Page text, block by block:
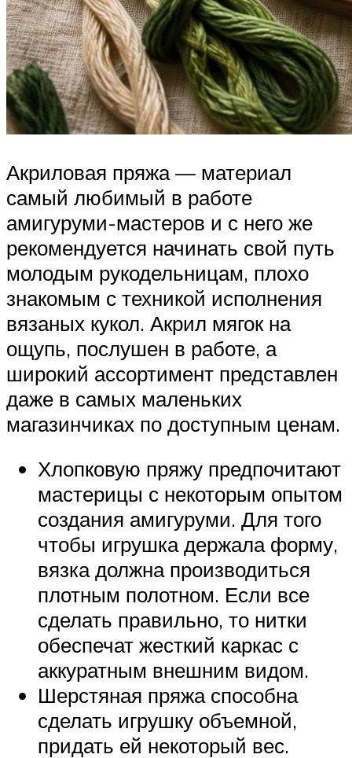
Акриловая пряжа — материал
самый любимый в работе
амигуруми-мастеров и с него же
рекомендуется начинать свой путь
молодым рукодельницам, плохо
знакомым с техникой исполнения
вязаных кукол. Акрил мягок на
ощупь, послушен в работе, а
широкий ассортимент представлен
даже в самых маленьких
магазинчиках по доступным ценам.
Хлопковую пряжу предпочитают
мастерицы с некоторым опытом
создания амигуруми. Для того
чтобы игрушка держала форму,
вязка должна производиться
плотным полотном. Если все
сделать правильно, то нитки
обеспечат жесткий каркас с
аккуратным внешним видом.
Шерстяная пряжа способна
сделать игрушку объемной,
придать ей некоторый вес.